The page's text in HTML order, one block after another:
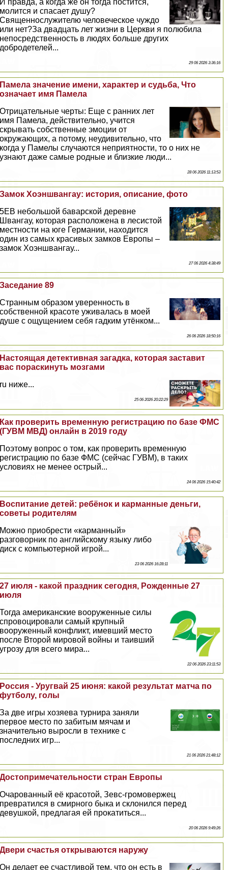
молится и спасает душу?
Священнослужителю человеческое чуждо
или нет?За двадцать лет жизни в Церкви я полюбила
непосредственность в людях больше других
добродетелей...
29 06 2026 3:36:16
Памела значение имени, хаpaктер и судьба, Что
означает имя Памела
Отрицательные черты: Еще с ранних лет
имя Памела, действительно, учится
скрывать собственные эмоции от
окружающих, а потому, неудивительно, что
когда у Памелы случаются неприятности, то о них не
узнают даже самые родные и близкие люди...
28 06 2026 11:13:53
Замок Хоэншвангау: история, описание, фото
5EВ небольшой баварской деревне
Швангау, которая расположена в лесистой
местности на юге Германии, находится
один из самых красивых замков Европы –
замок Хоэншвангау...
27 06 2026 4:38:49
Заседание 89
Странным образом уверенность в
собственной красоте уживалась в моей
душе с ощущением себя гадким утёнком...
26 06 2026 18:50:16
Настоящая детективная загадка, которая заставит
вас пораскинуть мозгами
ru ниже...
25 06 2026 20:22:29
Как проверить временную регистрацию по базе ФМС
(ГУВМ МВД) онлайн в 2019 году
Поэтому вопрос о том, как проверить временную
регистрацию по базе ФМС (сейчас ГУВМ), в таких
условиях не менее острый...
24 06 2026 15:40:42
Воспитание детей: ребёнок и карманные деньги,
советы родителям
Можно приобрести «карманный»
разговорник по английскому языку либо
диск с компьютерной игрой...
23 06 2026 16:28:11
27 июля - какой праздник сегодня, Рожденные 27
июля
Тогда американские вооруженные силы
спровоцировали самый крупный
вооруженный конфликт, имевший место
после Второй мировой войны и таивший
угрозу для всего мира...
22 06 2026 23:11:53
Россия - Уругвай 25 июня: какой результат матча по
футболу, голы
За две игры хозяева турнира заняли
первое место по забитым мячам и
значительно выросли в технике с
последних игр...
21 06 2026 21:48:12
Достопримечательности стран Европы
Очарованный её красотой, Зевс-громовержец
превратился в смирного быка и склонился перед
дeвyшкой, предлагая ей прокатиться...
20 06 2026 9:49:26
Двери счастья открываются наружу
Он делает ее счастливой тем, что он есть в